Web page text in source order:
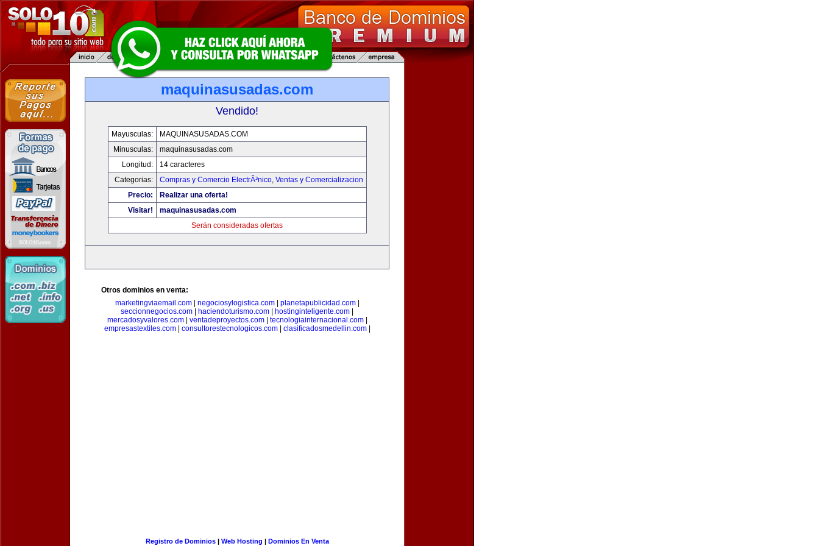
maquinasusadas.com
Vendido!
Mayusculas:
MAQUINASUSADAS.COM
Minusculas:
maquinasusadas.com
Longitud:
14 caracteres
Categorias:
Compras y Comercio ElectrÃ³nico, Ventas y Comercializacion
Precio:
Realizar una oferta!
Visitar!
maquinasusadas.com
Serán consideradas ofertas
Otros dominios en venta:
marketingviaemail.com| negociosylogistica.com| planetapublicidad.com|
seccionnegocios.com
haciendoturismo.com hostinginteligente.com
mercadosyvalores.com| ventadeproyectos.com| tecnologiainternacional.com|
empresastextiles.com| consultorestecnologicos.com| clasificadosmedellin.com|
Registro de Dominios| Web Hosting | Dominios En Venta